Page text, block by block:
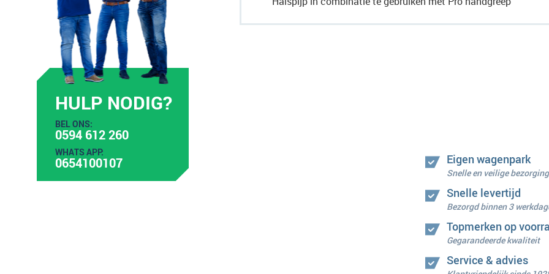
HULP NODIG?
BEL ONS:
0594 612 260
WHATS APP:
0654100107 Eigen wagenpark
Snelle en veilige bezorging
Snelle levertijd
Bezorgd binnen 3
Topmerken op
Gegarandeerde kwaliteit
Service & advies